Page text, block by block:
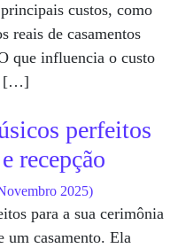
custos, como
reais de casamentos
que influencia o custo
[…]
um casamento na Toscana
perfeitos
recepção
2025)
para a sua cerimônia
um casamento. Ela